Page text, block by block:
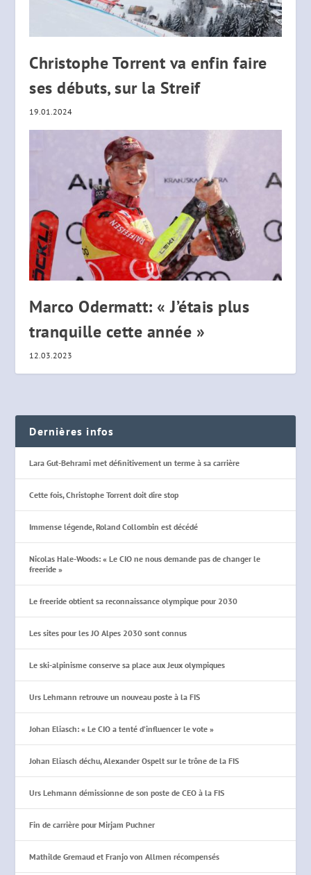
Christophe Torrent va enfin faire
ses débuts, sur la Streif
19.01.2024
Marco Odermatt: « J’étais plus
tranquille cette année »
12.03.2023
Dernières infos
Lara Gut-Behrami met définitivement un terme à sa carrière
Cette fois, Christophe Torrent doit dire stop
Immense légende, Roland Collombin est décédé
Nicolas Hale-Woods: « Le CIO ne nous demande pas de changer le
freeride »
Le freeride obtient sa reconnaissance olympique pour 2030
Les sites pour les JO Alpes 2030 sont connus
Le ski-alpinisme conserve sa place aux Jeux olympiques
Urs Lehmann retrouve un nouveau poste à la FIS
Johan Eliasch: « Le CIO a tenté d’influencer le vote »
Johan Eliasch déchu, Alexander Ospelt sur le trône de la FIS
Urs Lehmann démissionne de son poste de CEO à la FIS
Fin de carrière pour Mirjam Puchner
Mathilde Gremaud et Franjo von Allmen récompensés